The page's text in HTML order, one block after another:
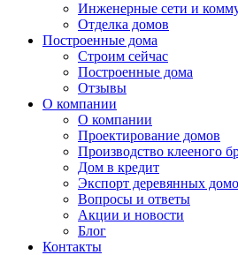
Инженерные сети и
Отделка домов
Построенные дома
Строим сейчас
Построенные дома
Отзывы
О компании
О компании
Проектирование домов
Производство клееного
Дом в кредит
Экспорт деревянных
Вопросы и ответы
Акции и новости
Блог
Контакты